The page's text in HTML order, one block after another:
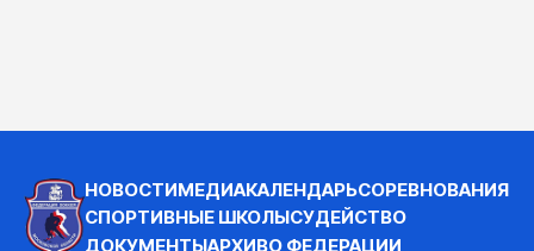
НОВОСТИМЕДИАКАЛЕНДАРЬСОРЕВНОВАНИЯ
СПОРТИВНЫЕ ШКОЛЫСУДЕЙСТВО
ДОКУМЕНТЫАРХИВО ФЕДЕРАЦИИ